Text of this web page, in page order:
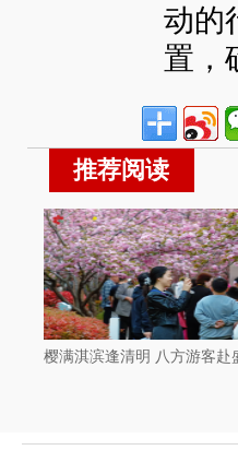
动的
置，
推荐阅读
樱满淇滨逢清明 八方游客赴